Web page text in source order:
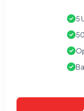
5
Cookies
Nécessaires au
mémorisation de vos
peuvent pas être
Cookies
anonymisées via